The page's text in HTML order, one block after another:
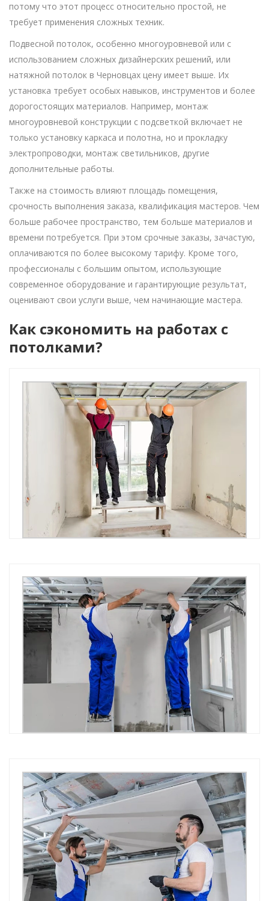
потому что этот процесс относительно простой, не
требует применения сложных техник.
Подвесной потолок, особенно многоуровневой или с
использованием сложных дизайнерских решений, или
натяжной потолок в Черновцах цену имеет выше. Их
установка требует особых навыков, инструментов и более
дорогостоящих материалов. Например, монтаж
многоуровневой конструкции с подсветкой включает не
только установку каркаса и полотна, но и прокладку
электропроводки, монтаж светильников, другие
дополнительные работы.
Также на стоимость влияют площадь помещения,
срочность выполнения заказа, квалификация мастеров. Чем
больше рабочее пространство, тем больше материалов и
времени потребуется. При этом срочные заказы, зачастую,
оплачиваются по более высокому тарифу. Кроме того,
профессионалы с большим опытом, использующие
современное оборудование и гарантирующие результат,
оценивают свои услуги выше, чем начинающие мастера.
Как сэкономить на работах с
потолками?